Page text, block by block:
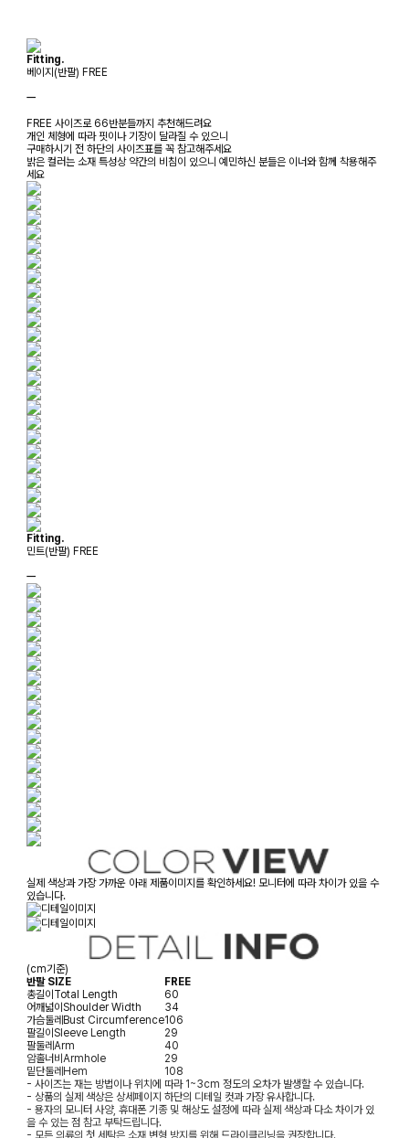
Fitting.
베이지(반팔) FREE
ㅡ
FREE 사이즈로 66반분들까지 추천해드려요
개인 체형에 따라 핏이나 기장이 달라질 수 있으니
구매하시기 전 하단의 사이즈표를 꼭 참고해주세요
밝은 컬러는 소재 특성상 약간의 비침이 있으니 예민하신 분들은 이너와 함께 착용해주
세요
Fitting.
민트(반팔) FREE
ㅡ
실제 색상과 가장 가까운 아래 제품이미지를 확인하세요! 모니터에 따라 차이가 있을 수
있습니다.
(cm기준)
반팔 SIZE
FREE
총길이 Total Length
60
어깨넓이 Shoulder Width
34
가슴둘레 Bust Circumference106
팔길이 Sleeve Length
29
팔둘레 Arm
40
암홀너비 Armhole
29
밑단둘레 Hem
108
- 사이즈는 재는 방법이나 위치에 따라 1~3cm 정도의 오차가 발생할 수 있습니다.
- 상품의 실제 색상은 상세페이지 하단의 디테일 컷과 가장 유사합니다.
- 용자의 모니터 사양, 휴대폰 기종 및 해상도 설정에 따라 실제 색상과 다소 차이가 있
을 수 있는 점 참고 부탁드립니다.